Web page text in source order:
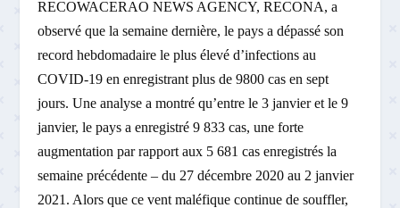
RECOWACERAO NEWS AGENCY, RECONA, a
observé que la semaine dernière, le pays a dépassé son
record hebdomadaire le plus élevé d’infections au
COVID-19 en enregistrant plus de 9800 cas en sept
jours. Une analyse a montré qu’entre le 3 janvier et le 9
janvier, le pays a enregistré 9 833 cas, une forte
augmentation par rapport aux 5 681 cas enregistrés la
semaine précédente – du 27 décembre 2020 au 2 janvier
2021. Alors que ce vent maléfique continue de souffler,